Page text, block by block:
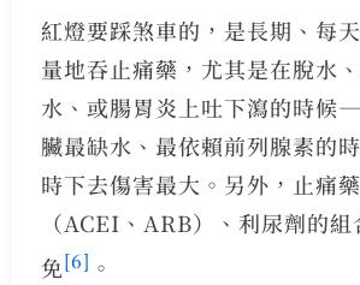
紅燈要踩煞車的，是長期、每
量地吞止痛藥，尤其是在脫水
水、或腸胃炎上吐下瀉的時候
臟最缺水、最依賴前列腺素的
時下去傷害最大。另外，止痛
（ACEI、ARB）、利尿劑的
免[6] 。